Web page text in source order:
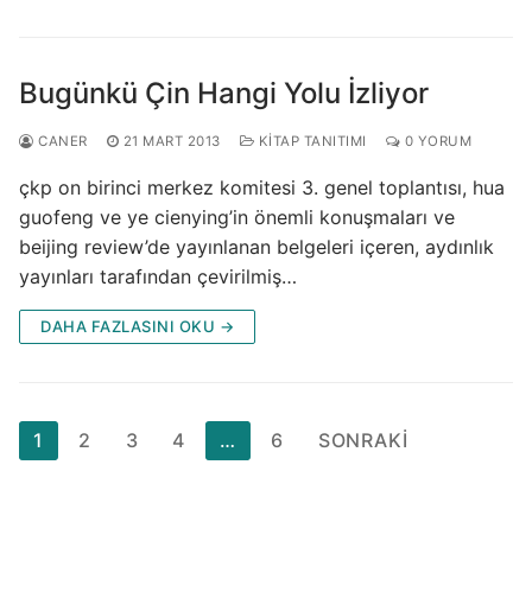
Bugünkü Çin Hangi Yolu İzliyor
CANER 21 MART 2013 KITAP TANITIMI 0 YORUM
çkp on birinci merkez komitesi 3. genel toplantısı, hua
guofeng ve ye cienying’in önemli konuşmaları ve
beijing review’de yayınlanan belgeleri içeren, aydınlık
yayınları tarafından çevirilmiş…
DAHA FAZLASINI OKU →
Yazı
sayfalaması
1 2 3 4 … 6 SONRAKI